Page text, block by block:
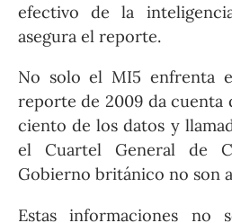
efectivo de la
asegura el reporte.
No solo el MI5 enfrenta
reporte de 2009 da cuenta
ciento de los datos y
el Cuartel General de
Gobierno británico no son
Estas informaciones no